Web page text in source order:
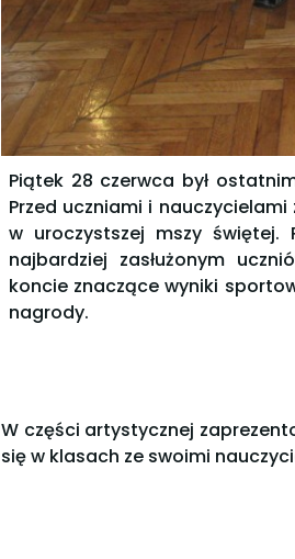
Piątek 28 czerwca był
Przed uczniami i nauczycielami
w uroczystszej mszy świętej.
najbardziej zasłużonym
koncie znaczące wyniki
nagrody.
W części artystycznej
się w klasach ze swoimi